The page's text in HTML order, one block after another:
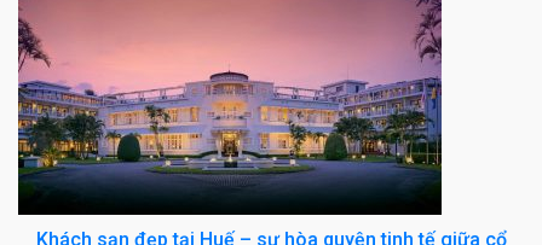
Khách sạn đẹp tại Huế – sự hòa quyện tinh tế giữa cổ